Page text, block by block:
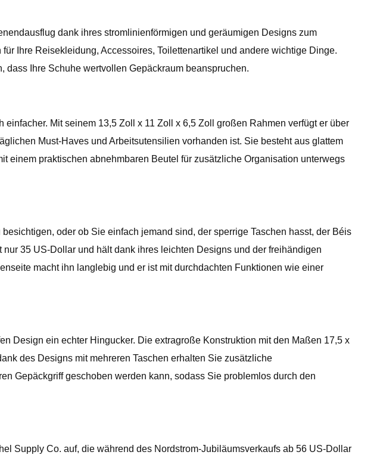
dank ihres stromlinienförmigen und geräumigen Designs zum
Ihre Reisekleidung, Accessoires, Toilettenartikel und andere wichtige Dinge.
Ihre Schuhe wertvollen Gepäckraum beanspruchen.
Mit seinem 13,5 Zoll x 11 Zoll x 6,5 Zoll großen Rahmen verfügt er über
Must-Haves und Arbeitsutensilien vorhanden ist. Sie besteht aus glattem
einem praktischen abnehmbaren Beutel für zusätzliche Organisation unterwegs
oder ob Sie einfach jemand sind, der sperrige Taschen hasst, der Béis
35 US-Dollar und hält dank ihres leichten Designs und der freihändigen
macht ihn langlebig und er ist mit durchdachten Funktionen wie einer
Design ein echter Hingucker. Die extragroße Konstruktion mit den Maßen 17,5 x
des Designs mit mehreren Taschen erhalten Sie zusätzliche
Gepäckgriff geschoben werden kann, sodass Sie problemlos durch den
Supply Co. auf, die während des Nordstrom-Jubiläumsverkaufs ab 56 US-Dollar